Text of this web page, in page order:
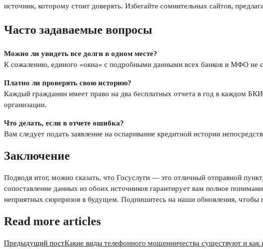
источник, которому стоит доверять. Избегайте сомнительных сайтов,
Часто задаваемые вопросы
Можно ли увидеть все долги в одном месте?
К сожалению, единого «окна» с подробными данными всех банков и МФО не
Платно ли проверять свою историю?
Каждый гражданин имеет право на два бесплатных отчета в год в каждом
организации.
Что делать, если в отчете ошибка?
Вам следует подать заявление на оспаривание кредитной истории
Заключение
Подводя итог, можно сказать, что Госуслуги — это отличный отправной
сопоставление данных из обоих источников гарантирует вам полное
неприятных сюрпризов в будущем. Подпишитесь на наши обновления, чтобы
Read more articles
Предыдущий постКакие виды телефонного мошенничества существуют и как